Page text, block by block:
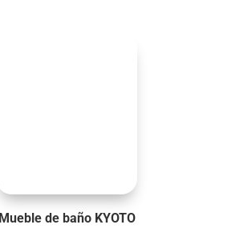
Mueble de baño KYOTO